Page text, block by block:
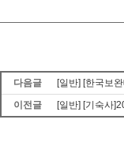
다음글
[일반] [한국보
이전글
[일반] [기숙사